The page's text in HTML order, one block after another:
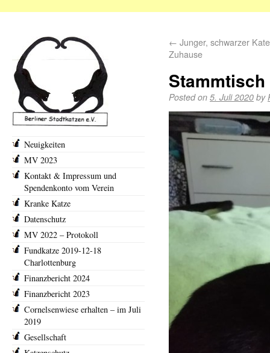
← Junger, schwarzer
Zuhause
Posted on 5. Juli 2020 by
Neuigkeiten
MV 2023
Kontakt & Impressum und
Spendenkonto vom Verein
Kranke Katze
Datenschutz
MV 2022 – Protokoll
Fundkatze 2019-12-18
Charlottenburg
Finanzbericht 2024
Finanzbericht 2023
Cornelsenwiese erhalten – im Juli
2019
Gesellschaft